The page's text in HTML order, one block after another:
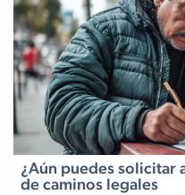
¿Aún puedes solicitar
de caminos legales